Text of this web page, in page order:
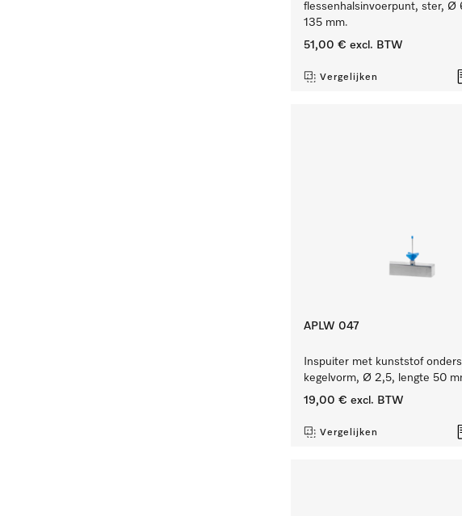
flessenhalsinvoerpunt, ster, Ø
135 mm.
51,00 € excl. BTW
Vergelijken
APLW 047
Inspuiter met kunststof
kegelvorm, Ø 2,5, lengte 50
19,00 € excl. BTW
Vergelijken